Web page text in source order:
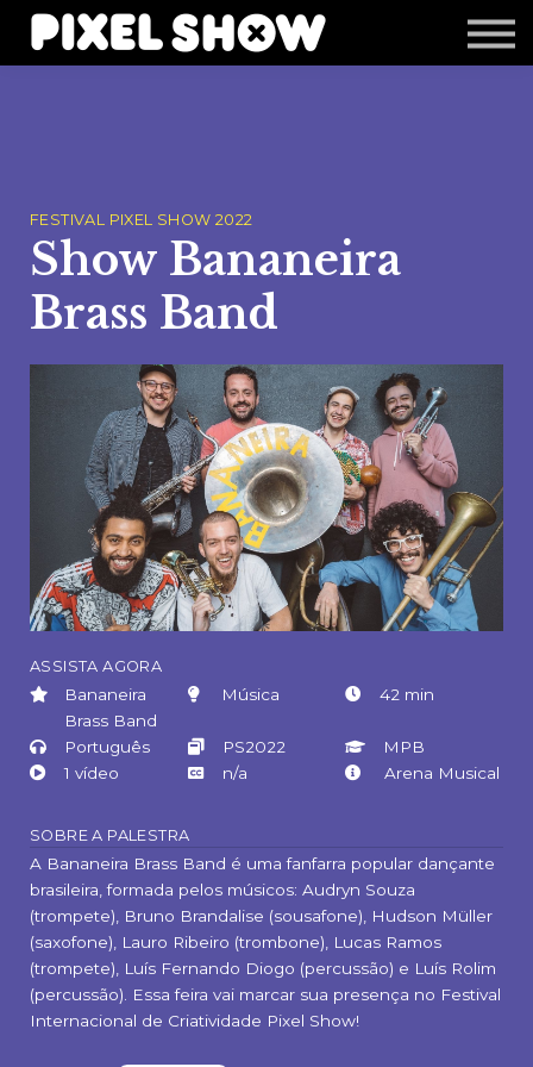
Shop
Revista Zupi
FESTIVAL PIXEL SHOW 2022
Show Bananeira
Brass Band
ASSISTA AGORA
Bananeira
Brass Band
Música 42 min
Português PS2022
MPB
1 vídeo
n/a Arena Musical
SOBRE A PALESTRA
A Bananeira Brass Band é uma fanfarra popular dançante
brasileira, formada pelos músicos: Audryn Souza
(trompete), Bruno Brandalise (sousafone), Hudson Müller
(saxofone), Lauro Ribeiro (trombone), Lucas Ramos
(trompete), Luís Fernando Diogo (percussão) e Luís Rolim
(percussão). Essa feira vai marcar sua presença no Festival
Internacional de Criatividade Pixel Show!